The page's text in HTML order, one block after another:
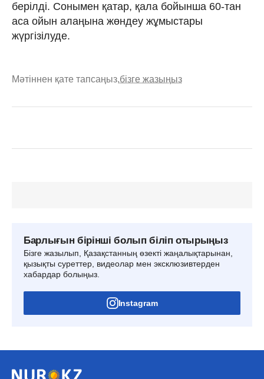
берілді. Сонымен қатар, қала бойынша 60-тан
аса ойын алаңына жөндеу жұмыстары
жүргізілуде.
Мәтіннен қате тапсаңыз,бізге жазыңыз
Барлығын бірінші болып біліп отырыңыз
Бізге жазылып, Қазақстанның өзекті жаңалықтарынан,
қызықты суреттер, видеолар мен эксклюзивтерден
хабардар болыңыз.
Instagram